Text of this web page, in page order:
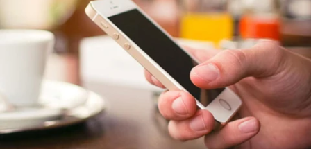
ELOLVASOM